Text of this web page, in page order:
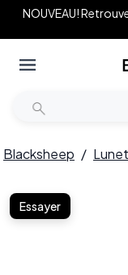
NOUVEAU!
Blacksheep /
Essayer